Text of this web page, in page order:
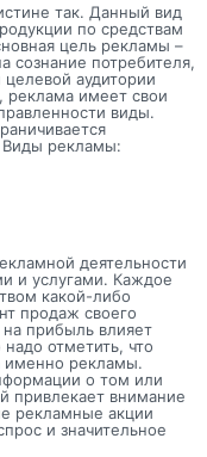
так. Данный вид
по средствам
цель рекламы –
сознание потребителя,
аудитории
реклама имеет свои
виды.
рекламы:
деятельности
и услугами. Каждое
какой-либо
продаж своего
прибыль влияет
отметить, что
именно рекламы.
о том или
привлекает внимание
рекламные акции
и значительное